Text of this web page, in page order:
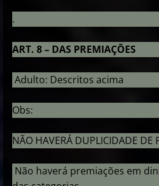
.
ART. 8 – DAS PREMIAÇÕES
Adulto: Descritos acima
Obs:
NÃO HAVERÁ DUPLICIDADE DE
Não haverá premiações em